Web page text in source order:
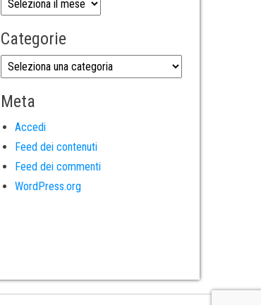
Categorie
Meta
Accedi
Feed dei contenuti
Feed dei commenti
WordPress.org